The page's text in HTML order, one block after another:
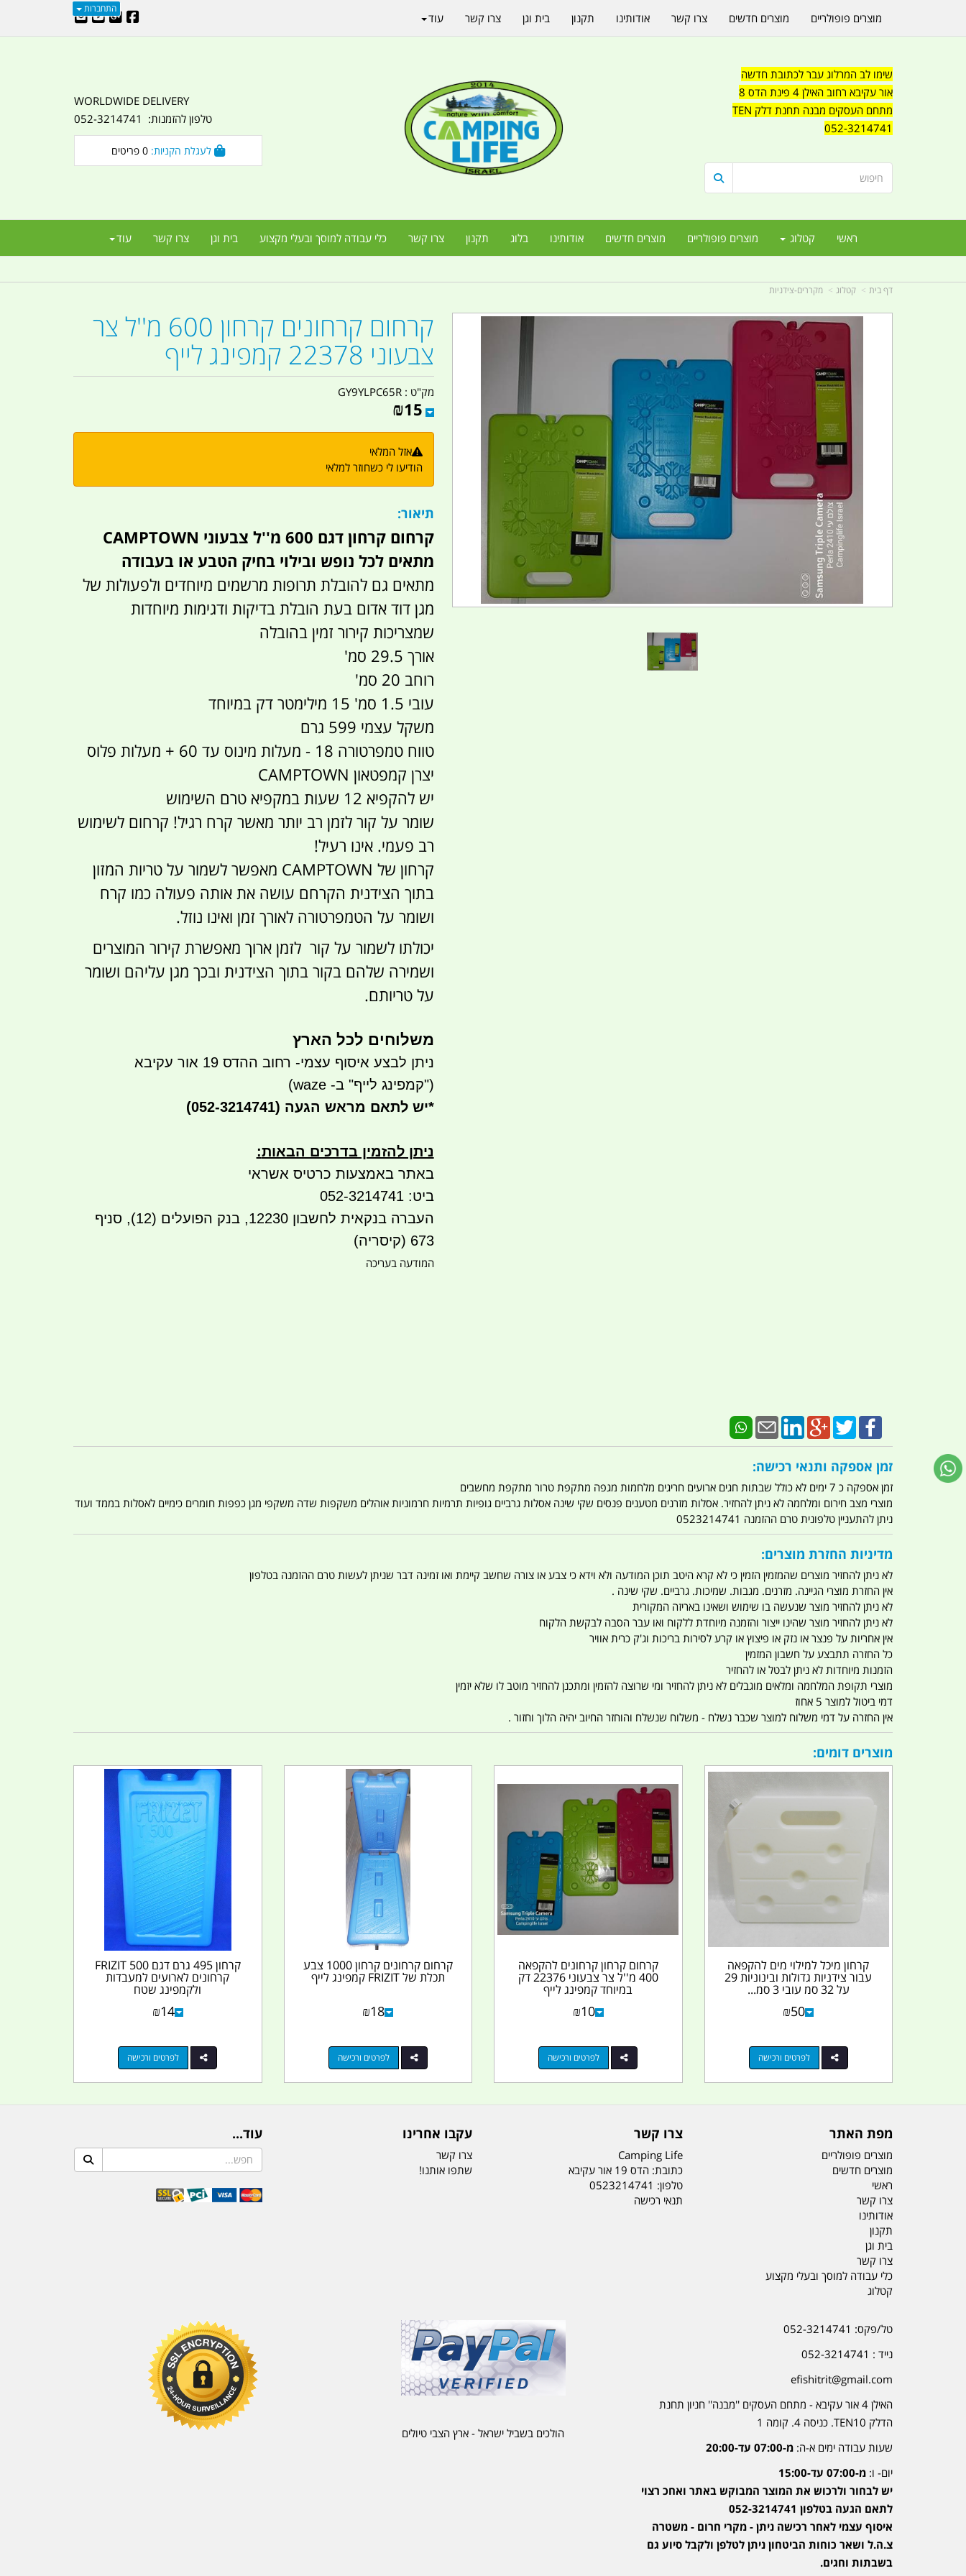
התחברות
שימו לב המרלוג עבר לכתובת חדשה
אור עקיבא רחוב האילן 4 פינת הדס 8
מתחם העסקים מבנה תחנת דלק TEN
052-3214741
WORLDWIDE DELIVERY
טלפון להזמנות: 052-3214741
0
ראשי קטלוג מוצרים פופולריים מוצרים חדשים אודותינו בלוג תקנון צרו קשר כלי עבודה למוסך ובעלי מקצוע בית וגן צרו קשר עוד
מוצרים פופולריים מוצרים חדשים צרו קשר אודותינו תקנון בית וגן צרו קשר עוד
דף בית קטלוג מקררים-צידניות
קרחום קרחונים קרחון 600 מ''ל צר
צבעוני 22378 קמפינג לייף
מק"ט :GY9YLPC65R
₪15
אזל המלאי
הודיעו לי כשחוזר למלאי
תיאור:
קרחום קרחון דגם 600 מ''ל צבעוני CAMPTOWN
מתאים לכל נופש ובילוי בחיק הטבע או בעבודה
מתאים גם להובלת תרופות מרשמים מיוחדים ולפעולות של
מגן דוד אדום בעת הובלת בדיקות ודגימות מיוחדות
שמצריכות קירור זמין בהובלה
אורך 29.5 סמ'
רוחב 20 סמ'
עובי 1.5 סמ' 15 מילימטר דק במיוחד
משקל עצמי 599 גרם
טווח טמפרטורה 18 - מעלות מינוס עד 60 + מעלות פלוס
יצרן קמפטאון CAMPTOWN
יש להקפיא 12 שעות במקפיא טרם השימוש
שומר על קור לזמן רב יותר מאשר קרח רגיל! קרחום לשימוש
רב פעמי. אינו רעיל!
קרחון של CAMPTOWN מאפשר לשמור על טריות המזון
בתוך הצידנית הקרחם עושה את אותה פעולה כמו קרח
ושומר על הטמפרטורה לאורך זמן ואינו נוזל.
יכולתו לשמור על קור לזמן ארוך מאפשרת קירור המוצרים
ושמירה שלהם בקור בתוך הצידנית ובכך מגן עליהם ושומר
על טריותם.
משלוחים לכל הארץ
ניתן לבצע איסוף עצמי- רחוב ההדס 19 אור עקיבא
("קמפינג לייף" ב- waze)
*יש לתאם מראש הגעה (052-3214741)
ניתן להזמין בדרכים הבאות:
באתר באמצעות כרטיס אשראי
ביט: 052-3214741
העברה בנקאית לחשבון 12230, בנק הפועלים (12), סניף
673 (קיסריה)
המודעה בעריכה
זמן אספקה ותנאי רכישה:
זמן אספקה כ 7 ימים לא כולל שבתות חגים ארועים חריגים מלחמות מגפה מתקפת טרור מתקפת מחשבים
מוצרי מצב חירום ומלחמה לא ניתן להחזיר. אסלות מזרנים מטענים פנסים שקי שינה אסלות גרביים גופיות תרמיות חרמוניות אוהלים משקפות שדה משקפי מגן כפפות חומרים כימיים לאסלות בממד ועוד
ניתן להתעניין טלפונית טרם ההזמנה 0523214741
מדיניות החזרת מוצרים:
לא ניתן להחזיר מוצרים שהמזמין הזמין כי לא קרא היטב תוכן המודעה ולא וידא כי צבע או צורה שחשב קיימת ואו זמינה דבר שניתן לעשות טרם ההזמנה בטלפון
אין החזרת מוצרי הגיינה. מזרנים. מגבות. שמיכות. גרביים. שקי שינה .
לא ניתן להחזיר מוצר שנעשה בו שימוש ושאינו באריזה המקורית
לא ניתן להחזיר מוצר שהינו ייצור והזמנה מיוחדת ללקוח ואו עבר הסבה לבקשת הלקוח
אין אחריות על פנצר או נזק או פיצוץ או קרע לסירות בריכות וג'ק כרית אוויר
כל החזרה תתבצע על חשבון המזמין
הזמנות מיוחדות לא ניתן לבטל או להחזיר
מוצרי תקופת המלחמה ומלאים מוגבלים לא ניתן להחזיר ומי שרוצה להזמין ומתכנן להחזיר מוטב לו שלא יזמין
דמי ביטול למוצר 5 אחוז
אין החזרה על דמי משלוח למוצר שכבר נשלח - משלוח שנשלח והוחזר החיוב יהיה הלוך וחזור .
מוצרים דומים:
קרחון מיכל למילוי מים להקפאה
עבור צידניות גדולות ובינוניות 29
על 32 סמ עובי 3 סמ...
₪50
לפרטים ורכישה
קרחום קרחון קרחונים להקפאה
400 מ''ל צר צבעוני 22376 דק
במיוחד קמפינג לייף
₪10
לפרטים ורכישה
קרחום קרחונים קרחון 1000 צבע
תכלת של FRIZIT קמפינג לייף
₪18
לפרטים ורכישה
קרחון 495 גרם דגם 500 FRIZIT
קרחונים לארועים למעבדות
ולקמפינג שטח
₪14
לפרטים ורכישה
מפת האתר
מוצרים פופולריים
מוצרים חדשים
ראשי
צרו קשר
אודותינו
תקנון
בית וגן
צרו קשר
כלי עבודה למוסך ובעלי מקצוע
קטלוג
צרו קשר
Camping Life
כתובת: הדס 19 אור עקיבא
טלפון: 0523214741
תנאי רכישה
עקבו אחרינו
צרו קשר
שתפו אותנו!
עוד...
טל/פקס: 052-3214741
נייד : 052-3214741
efishitrit@gmail.com
האילן 4 אור עקיבא - מתחם העסקים ''מבנה'' חניון תחנת
הדלק TEN10. כניסה 4. קומה 1
שעות עבודה ימים א-ה: מ-07:00 עד-20:00
יום- ו: מ-07:00 עד-15:00
יש לבחור ולרכוש את המוצר המבוקש באתר ואחכ רצוי
לתאם הגעה בטלפון 052-3214741
איסוף עצמי לאחר רכישה ניתן - מקרי חרום - משטרה
צ.ה.ל ושאר כוחות הביטחון ניתן לטלפן ולקבל סיוע גם
בשבתות וחגים.
הולכים בשביל ישראל - ארץ הצבי טיולים